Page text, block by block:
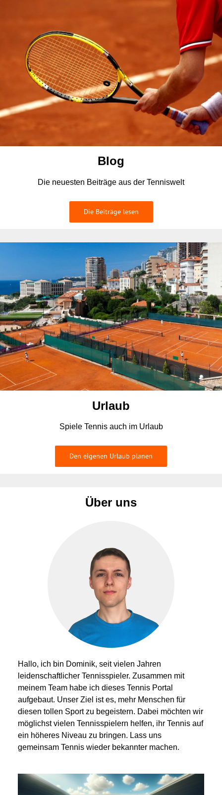
Blog
Die neuesten Beiträge aus der Tenniswelt
Die Beiträge lesen
Urlaub
Spiele Tennis auch im Urlaub
Den eigenen Urlaub planen
Über uns
Hallo, ich bin Dominik, seit vielen Jahren
leidenschaftlicher Tennisspieler. Zusammen mit
meinem Team habe ich dieses Tennis Portal
aufgebaut. Unser Ziel ist es, mehr Menschen für
diesen tollen Sport zu begeistern. Dabei möchten wir
möglichst vielen Tennisspielern helfen, ihr Tennis auf
ein höheres Niveau zu bringen. Lass uns
gemeinsam Tennis wieder bekannter machen.